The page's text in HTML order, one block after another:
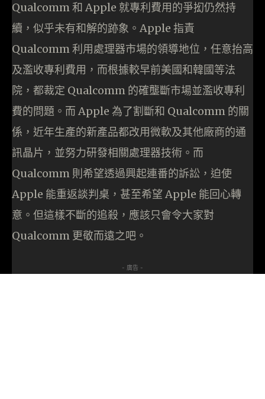
Qualcomm 和 Apple 就專利費用的爭抝仍然持
續，似乎未有和解的跡象。Apple 指責
Qualcomm 利用處理器市場的領導地位，任意抬高
及濫收專利費用，而根據較早前美國和韓國等法
院，都裁定 Qualcomm 的確壟斷市場並濫收專利
費的問題。而 Apple 為了割斷和 Qualcomm 的關
係，近年生產的新產品都改用微軟及其他廠商的通
訊晶片，並努力研發相關處理器技術。而
Qualcomm 則希望透過興起連番的訴訟，迫使
Apple 能重返談判桌，甚至希望 Apple 能回心轉
意。但這樣不斷的追殺，應該只會令大家對
Qualcomm 更敬而遠之吧。
- 廣告 -